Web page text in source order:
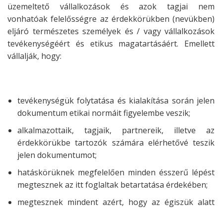
üzemeltető vállalkozások és azok tagjai nem
vonhatóak felelősségre az érdekkörükben (nevükben)
eljáró természetes személyek és / vagy vállalkozások
tevékenységéért és etikus magatartásáért. Emellett
vállalják, hogy:
tevékenységük folytatása és kialakítása során jelen
dokumentum etikai normáit figyelembe veszik;
alkalmazottaik, tagjaik, partnereik, illetve az
érdekkörükbe tartozók számára elérhetővé teszik
jelen dokumentumot;
hatáskörüknek megfelelően minden ésszerű lépést
megtesznek az itt foglaltak betartatása érdekében;
megtesznek mindent azért, hogy az égiszük alatt